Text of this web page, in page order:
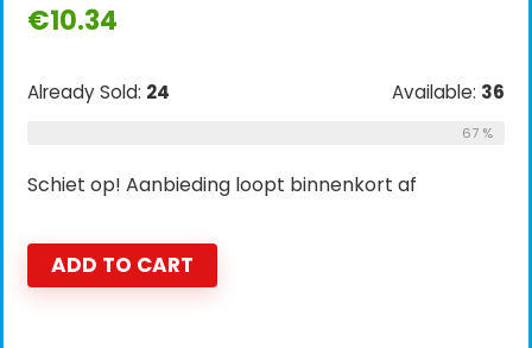
€10.34
Already Sold: 24 Available: 36
67 %
Schiet op! Aanbieding loopt binnenkort af
ADD TO CART